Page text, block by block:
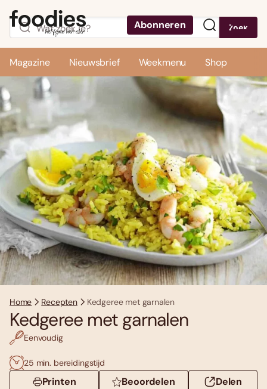
Abonneren Zoek
Magazine Nieuwsbrief Weekmenu Shop
Home Recepten Kedgeree met garnalen
Kedgeree met garnalen
Eenvoudig
25 min. bereidingstijd
Printen Beoordelen Delen